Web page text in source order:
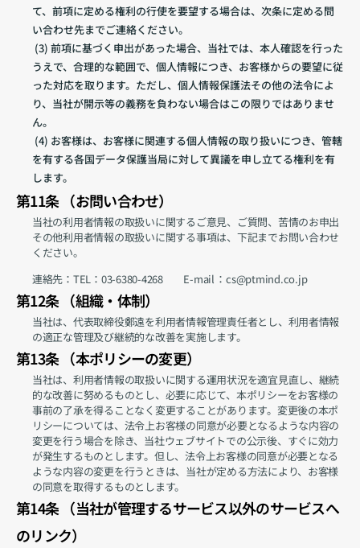
て、前項に定める権利の行使を要望する場合は、次条に定める問
い合わせ先までご連絡ください。
うえで、合理的な範囲で、個人情報につき、お客様からの要望に従
った対応を取ります。ただし、個人情報保護法その他の法令によ
り、当社が開示等の義務を負わない場合はこの限りではありませ
ん。
を有する各国データ保護当局に対して異議を申し立てる権利を有
します。
第11条 （お問い合わせ）
当社の利用者情報の取扱いに関するご意見、ご質問、苦情のお申出
その他利用者情報の取扱いに関する事項は、下記までお問い合わせ
ください。
連絡先：TEL：03-6380-4268　　E-mail ：cs@ptmind.co.jp
第12条 （組織・体制）
当社は、代表取締役鄭遠を利用者情報管理責任者とし、利用者情報
の適正な管理及び継続的な改善を実施します。
第13条 （本ポリシーの変更）
当社は、利用者情報の取扱いに関する運用状況を適宜見直し、継続
的な改善に努めるものとし、必要に応じて、本ポリシーをお客様の
事前の了承を得ることなく変更することがあります。変更後の本ポ
リシーについては、法令上お客様の同意が必要となるような内容の
変更を行う場合を除き、当社ウェブサイトでの公示後、すぐに効力
が発生するものとします。但し、法令上お客様の同意が必要となる
ような内容の変更を行うときは、当社が定める方法により、お客様
の同意を取得するものとします。
第14条 （当社が管理するサービス以外のサービスへ
のリンク）